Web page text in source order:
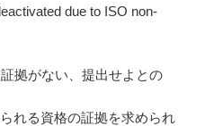
due to ISO non-
拠がない、提出せよとの
れる資格の証拠を求められ